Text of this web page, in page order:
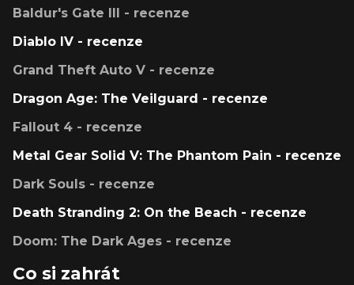
Baldur's Gate III - recenze
Diablo IV - recenze
Grand Theft Auto V - recenze
Dragon Age: The Veilguard - recenze
Fallout 4 - recenze
Metal Gear Solid V: The Phantom Pain - recenze
Dark Souls - recenze
Death Stranding 2: On the Beach - recenze
Doom: The Dark Ages - recenze
Co si zahrát